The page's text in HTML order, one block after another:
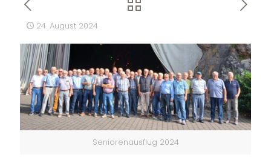
24. August 2024
Seniorenausflug 2024